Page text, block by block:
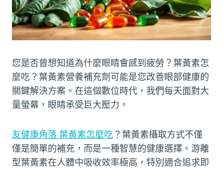
您是否曾想知道為什麼眼睛會感到疲勞？葉黃素怎
麼吃？葉黃素營養補充劑可能是您改善眼部健康的
關鍵解決方案。在這個數位時代，我們每天面對大
量螢幕，眼睛承受巨大壓力。
友健康角落 葉黃素怎麼吃？葉黃素攝取方式不僅
僅是簡單的補充，而是一種智慧的健康選擇。游離
型葉黃素在人體中吸收效率極高，特別適合追求即